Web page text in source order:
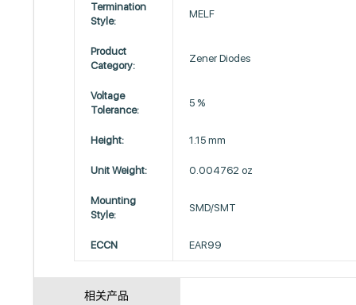
Termination
Style:
MELF
Product
Category:
Zener Diodes
Voltage
Tolerance:
5 %
Height: 1.15 mm
Unit Weight: 0.004762 oz
Mounting
Style:
SMD/SMT
ECCN EAR99
相关产品